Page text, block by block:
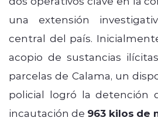
una extensión
central del país.
acopio de sustancias
parcelas de Calama, un
policial logró la
incautación de 963 kilos de